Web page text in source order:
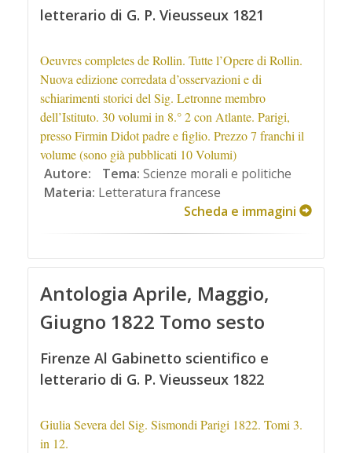
letterario di G. P. Vieusseux 1821
Oeuvres completes de Rollin. Tutte l’Opere di Rollin.
Nuova edizione corredata d’osservazioni e di
schiarimenti storici del Sig. Letronne membro
dell’Istituto. 30 volumi in 8.° 2 con Atlante. Parigi,
presso Firmin Didot padre e figlio. Prezzo 7 franchi il
volume (sono già pubblicati 10 Volumi)
Autore: Tema: Scienze morali e politiche
Materia: Letteratura francese
Scheda e immagini
Antologia Aprile, Maggio,
Giugno 1822 Tomo sesto
Firenze Al Gabinetto scientifico e
letterario di G. P. Vieusseux 1822
Giulia Severa del Sig. Sismondi Parigi 1822. Tomi 3.
in 12.